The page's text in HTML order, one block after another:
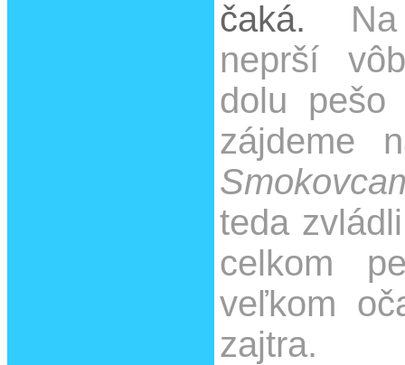
čaká.
neprší
dolu
zájdeme
teda
celkom
veľkom
zajtra.